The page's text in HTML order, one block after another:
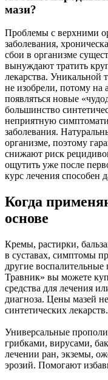
мази?
Проблемы с верхними
заболевания,
сбои в организме
вынуждают тратить
лекарства. Уникальной
не изобрели, потому
появляться новые
большинство
неприятную
заболевания.
организме, поэтому
снижают риск
ощутить уже после
курс лечения способен
Когда
основе
Кремы, растирки,
в суставах, симптомы
другие
Травник» вы можете
средства для лечения
диагноза. Цены мазей
синтетических лекарств.
Универсальные
грибками, вирусами,
лечении ран, экземы,
эрозий. Помогают